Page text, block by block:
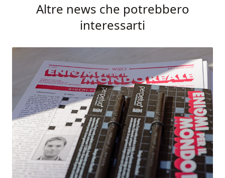
Altre news che potrebbero
interessarti